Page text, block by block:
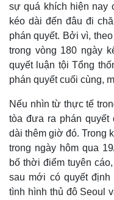
sự quá khích hiện nay
kéo dài đến đâu đi
phán quyết. Bởi vì,
trong vòng 180 ngày
quyết luận tội Tổng
phán quyết cuối cùng,
Nếu nhìn từ thực tế
tòa đưa ra phán quyết
dài thêm giờ đó. Trong
trong ngày hôm qua
bố thời điểm tuyên
sau mới có quyết
tình hình thủ đô Seoul